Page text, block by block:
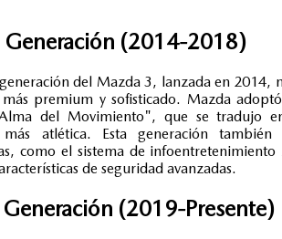
Generación (2014-2018)
del Mazda 3, lanzada en 2014,
premium y sofisticado. Mazda
del Movimiento", que se tradujo
más atlética. Esta generación también
como el sistema de
de seguridad avanzadas.
(2019-Presente)